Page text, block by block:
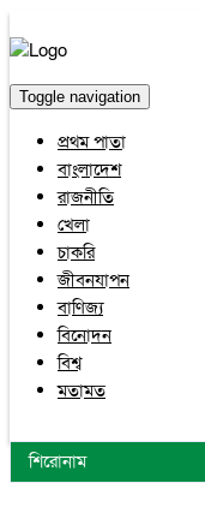
Toggle navigation
প্রথম পাতা
বাংলাদেশ
রাজনীতি
খেলা
চাকরি
জীবনযাপন
বাণিজ্য
বিনোদন
বিশ্ব
মতামত
শিরোনাম